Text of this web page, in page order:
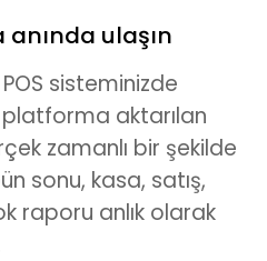
anında ulaşın
sisteminizde
aktarılan
zamanlı bir şekilde
sonu, kasa, satış,
raporu anlık olarak